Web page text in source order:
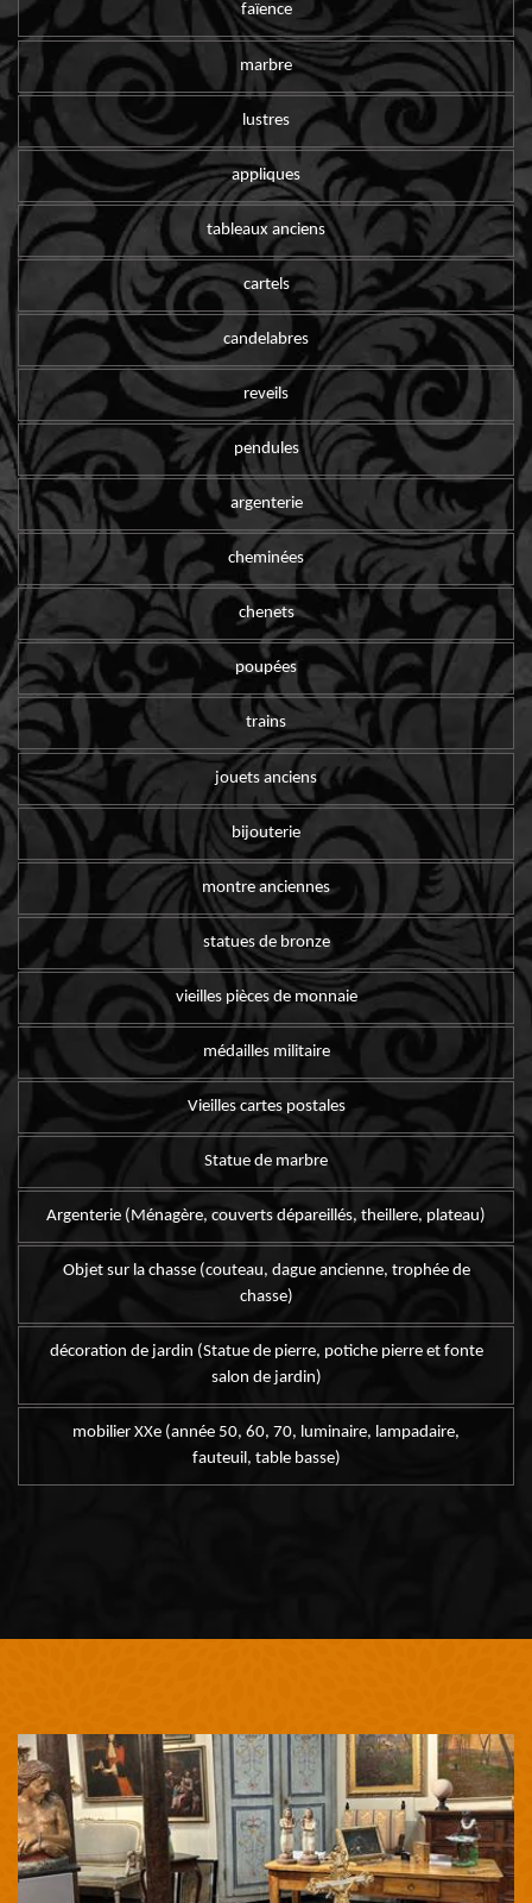
faïence
marbre
lustres
appliques
tableaux anciens
cartels
candelabres
reveils
pendules
argenterie
cheminées
chenets
poupées
trains
jouets anciens
bijouterie
montre anciennes
statues de bronze
vieilles pièces de monnaie
médailles militaire
Vieilles cartes postales
Statue de marbre
Argenterie (Ménagère, couverts dépareillés, theillere, plateau)
Objet sur la chasse (couteau, dague ancienne, trophée de
chasse)
décoration de jardin (Statue de pierre, potiche pierre et fonte
salon de jardin)
mobilier XXe (année 50, 60, 70, luminaire, lampadaire,
fauteuil, table basse)